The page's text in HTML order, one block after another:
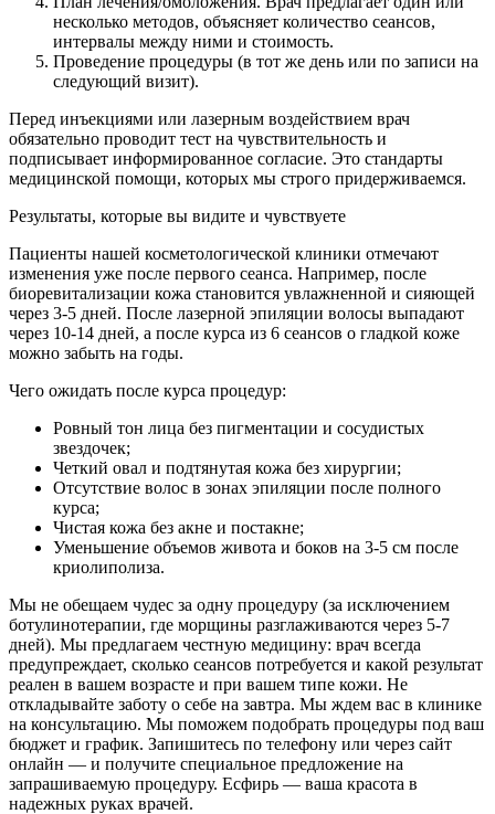
несколько методов, объясняет количество сеансов,
интервалы между ними и стоимость.
Проведение процедуры (в тот же день или по записи на
следующий визит).
Перед инъекциями или лазерным воздействием врач
обязательно проводит тест на чувствительность и
подписывает информированное согласие. Это стандарты
медицинской помощи, которых мы строго придерживаемся.
Результаты, которые вы видите и чувствуете
Пациенты нашей косметологической клиники отмечают
изменения уже после первого сеанса. Например, после
биоревитализации кожа становится увлажненной и сияющей
через 3-5 дней. После лазерной эпиляции волосы выпадают
через 10-14 дней, а после курса из 6 сеансов о гладкой коже
можно забыть на годы.
Чего ожидать после курса процедур:
Ровный тон лица без пигментации и сосудистых
звездочек;
Четкий овал и подтянутая кожа без хирургии;
Отсутствие волос в зонах эпиляции после полного
курса;
Чистая кожа без акне и постакне;
Уменьшение объемов живота и боков на 3-5 см после
криолиполиза.
Мы не обещаем чудес за одну процедуру (за исключением
ботулинотерапии, где морщины разглаживаются через 5-7
дней). Мы предлагаем честную медицину: врач всегда
предупреждает, сколько сеансов потребуется и какой результат
реален в вашем возрасте и при вашем типе кожи. Не
откладывайте заботу о себе на завтра. Мы ждем вас в клинике
на консультацию. Мы поможем подобрать процедуры под ваш
бюджет и график. Запишитесь по телефону или через сайт
онлайн — и получите специальное предложение на
запрашиваемую процедуру. Есфирь — ваша красота в
надежных руках врачей.